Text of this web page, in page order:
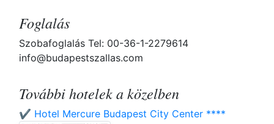
Foglalás
Szobafoglalás Tel: 00-36-1-2279614
info@budapestszallas.com
További hotelek a közelben
✔️ Hotel Mercure Budapest City Center ****